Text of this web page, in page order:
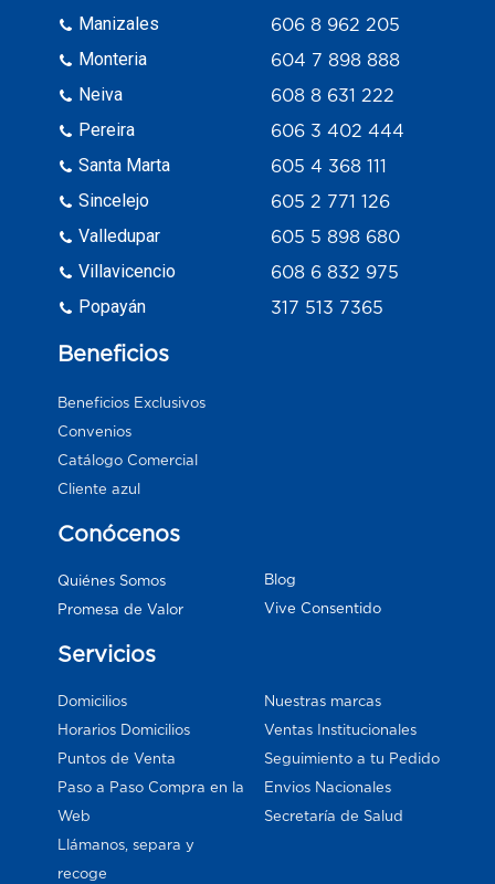
Manizales
Monteria
Neiva
Pereira
Santa Marta
Sincelejo
Valledupar
Villavicencio
Popayán
606 8 962 205
604 7 898 888
608 8 631 222
606 3 402 444
605 4 368 111
605 2 771 126
605 5 898 680
608 6 832 975
317 513 7365
Beneficios
Beneficios Exclusivos
Convenios
Catálogo Comercial
Cliente azul
Conócenos
Quiénes Somos
Promesa de Valor
Blog
Vive Consentido
Servicios
Domicilios
Horarios Domicilios
Puntos de Venta
Paso a Paso Compra en la
Web
Llámanos, separa y
recoge
Nuestras marcas
Ventas Institucionales
Seguimiento a tu Pedido
Envios Nacionales
Secretaría de Salud